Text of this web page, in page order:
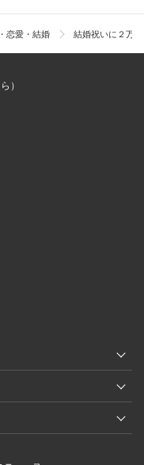
恋愛・結婚 結婚祝いに２万
）